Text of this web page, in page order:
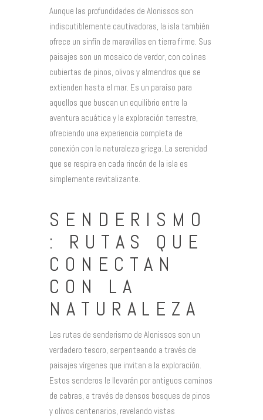
Aunque las profundidades de Alonissos son
indiscutiblemente cautivadoras, la isla también
ofrece un sinfín de maravillas en tierra firme. Sus
paisajes son un mosaico de verdor, con colinas
cubiertas de pinos, olivos y almendros que se
extienden hasta el mar. Es un paraíso para
aquellos que buscan un equilibrio entre la
aventura acuática y la exploración terrestre,
ofreciendo una experiencia completa de
conexión con la naturaleza griega. La serenidad
que se respira en cada rincón de la isla es
simplemente revitalizante.
SENDERISMO
: RUTAS QUE
CONECTAN
CON LA
NATURALEZA
Las rutas de senderismo de Alonissos son un
verdadero tesoro, serpenteando a través de
paisajes vírgenes que invitan a la exploración.
Estos senderos le llevarán por antiguos caminos
de cabras, a través de densos bosques de pinos
y olivos centenarios, revelando vistas